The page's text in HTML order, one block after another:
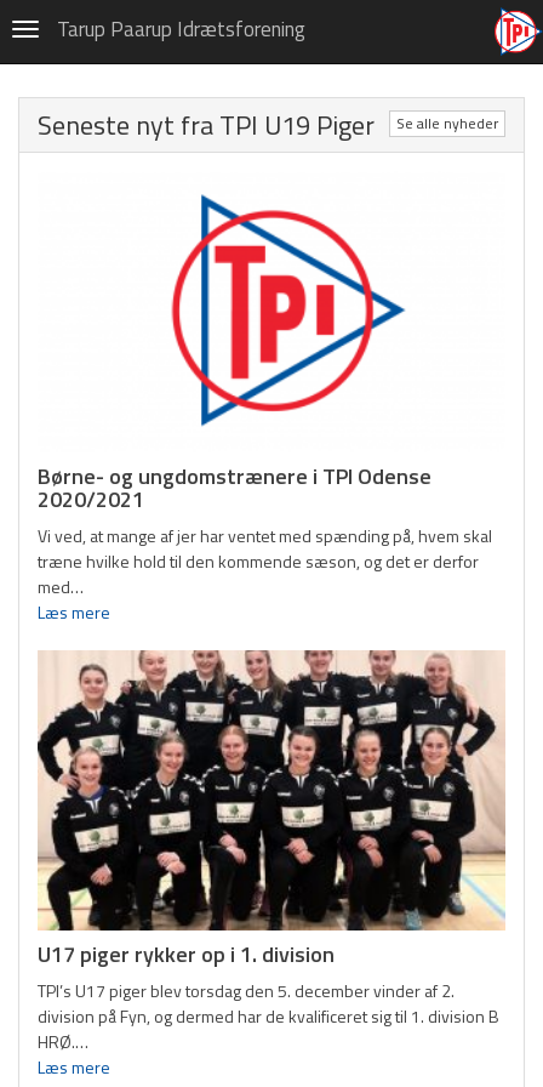
NavigationTarup Paarup Idrætsforening
Håndbold
Indmeldelse
Om TPI Håndbold
Børne- og ungdom
U9 Piger
U9 Drenge
U11 Piger
U11 Drenge
U13 Piger
U13 Drenge
U15 Piger
U15 Drenge
U17 Piger
U17 Drenge
U19 Piger
U19 Drenge
Dame Senior
Seneste nyt fra TPI U19 Piger Se alle nyheder
Børne- og ungdomstrænere i TPI Odense
2020/2021
Vi ved, at mange af jer har ventet med spænding på, hvem skal
træne hvilke hold til den kommende sæson, og det er derfor
med…
Læs mere
U17 piger rykker op i 1. division
TPI’s U17 piger blev torsdag den 5. december vinder af 2.
division på Fyn, og dermed har de kvalificeret sig til 1. division B
HRØ.…
Læs mere